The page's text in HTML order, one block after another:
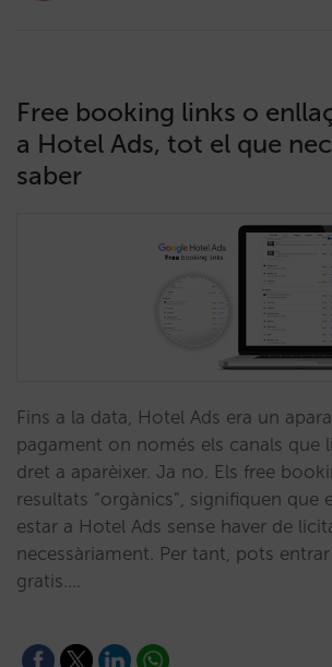
Free booking links o
a Hotel Ads, tot el que
saber
Fins a la data, Hotel Ads era un
pagament on només els canals que
dret a aparèixer. Ja no. Els free
resultats “orgànics”, signifiquen que
estar a Hotel Ads sense haver de
necessàriament. Per tant, pots
gratis.…